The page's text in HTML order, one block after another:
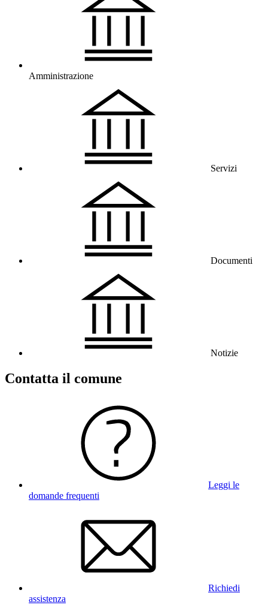
Amministrazione
Servizi
Documenti
Notizie
Contatta il comune
Leggi le
domande frequenti
Richiedi
assistenza